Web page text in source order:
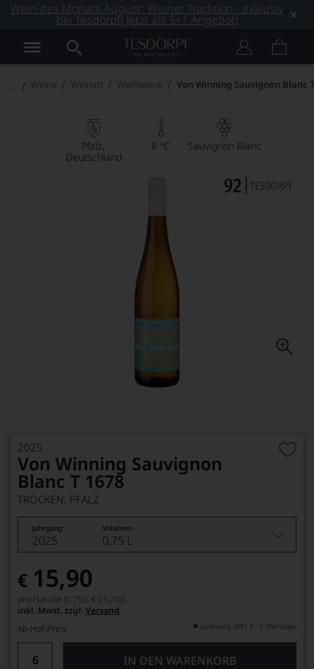
Wein des Monats August: Wiener Tradition - exklusiv
bei Tesdorpf! Jetzt als 5+1 Angebot!
Weine Weinart Weißweine Von Winning Sauvignon Blanc
Pfalz
Deutschland
8 °C Sauvignon Blanc
2025
Von Winning Sauvignon
Blanc T 1678
TROCKEN, PFALZ
Jahrgang Volumen
2025 0,75 L
€ 15,90
pro Flasche (0.75l), € 21,20/L
inkl. Mwst. zzgl. Versand
Ab-Hof-Preis
Lieferung (DE) 3 - 5 Werktage
IN DEN WARENKORB